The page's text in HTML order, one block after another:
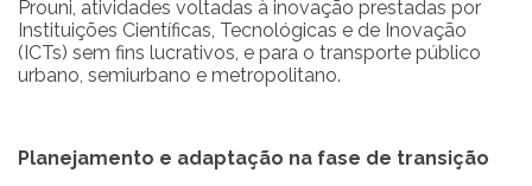
Prouni, atividades voltadas à inovação prestadas por
Instituições Científicas, Tecnológicas e de Inovação
(ICTs) sem fins lucrativos, e para o transporte público
urbano, semiurbano e metropolitano.
Planejamento e adaptação na fase de transição